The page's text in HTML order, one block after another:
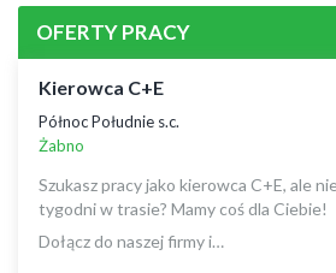
OFERTY PRACY
Kierowca C+E
Północ Południe s.c.
Żabno
Szukasz pracy jako kierowca C+E, ale
tygodni w trasie? Mamy coś dla Ciebie!
Dołącz do naszej firmy i…